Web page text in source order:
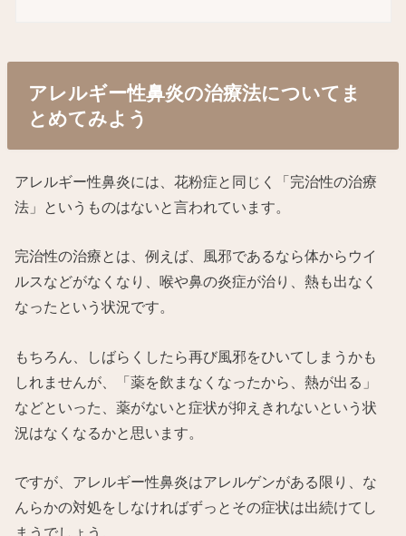
アレルギー性鼻炎の治療法についてま
とめてみよう
アレルギー性鼻炎には、花粉症と同じく「完治性の治療
法」というものはないと言われています。
完治性の治療とは、例えば、風邪であるなら体からウイ
ルスなどがなくなり、喉や鼻の炎症が治り、熱も出なく
なったという状況です。
もちろん、しばらくしたら再び風邪をひいてしまうかも
しれませんが、「薬を飲まなくなったから、熱が出る」
などといった、薬がないと症状が抑えきれないという状
況はなくなるかと思います。
ですが、アレルギー性鼻炎はアレルゲンがある限り、な
んらかの対処をしなければずっとその症状は出続けてし
まうでしょう。